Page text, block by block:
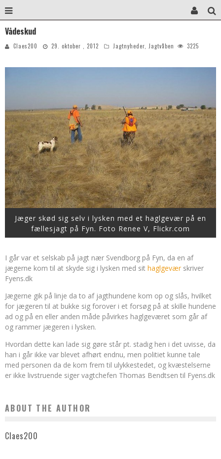
Vådeskud
Claes200 29. oktober , 2012 Jagtnyheder Jagtvåben 3225
Jæger skød sig selv i lysken med et haglgevær på en
fællesjagt på Fyn. Foto Renee V, Flickr.com
I går var et selskab på jagt nær Svendborg på Fyn, da en af
jægerne kom til at skyde sig i lysken med sit haglgevær skriver
Fyens.dk
Jægerne gik på linje da to af jagthundene kom op og slås, hvilket
for jægeren til at bukke sig forover i et forsøg på at skille hundene
ad og på en eller anden måde påvirkes haglgeværet som går af
og rammer jægeren i lysken.
Hvordan dette kan lade sig gøre står pt. stadig hen i det uvisse, da
han i går ikke var blevet afhørt endnu, men politiet kunne tale
med personen da de kom frem til ulykkestedet, og kvæstelserne
er ikke livstruende siger vagtchefen Thomas Bendtsen til Fyens.dk
ABOUT THE AUTHOR
Claes200